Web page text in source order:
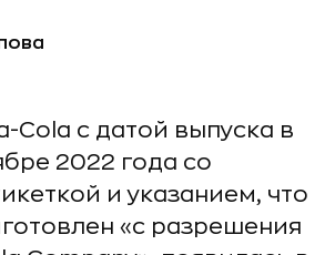
Cola с датой выпуска в
2022 года со
и указанием, что
«с разрешения